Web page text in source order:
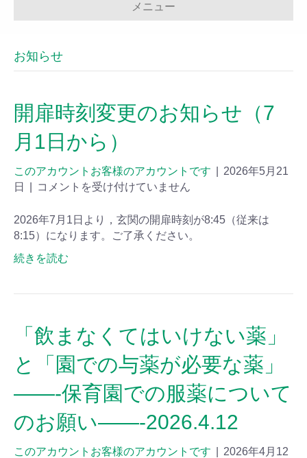
メニュー
お知らせ
開扉時刻変更のお知らせ（7
月1日から）
このアカウントお客様のアカウントです
2026年5月21
日
コメントを受け付けていません
2026年7月1日より，玄関の開扉時刻が8:45（従来は
8:15）になります。ご了承ください。
続きを読む
「飲まなくてはいけない薬」
と「園での与薬が必要な薬」
——-保育園での服薬について
のお願い——-2026.4.12
このアカウントお客様のアカウントです
2026年4月12